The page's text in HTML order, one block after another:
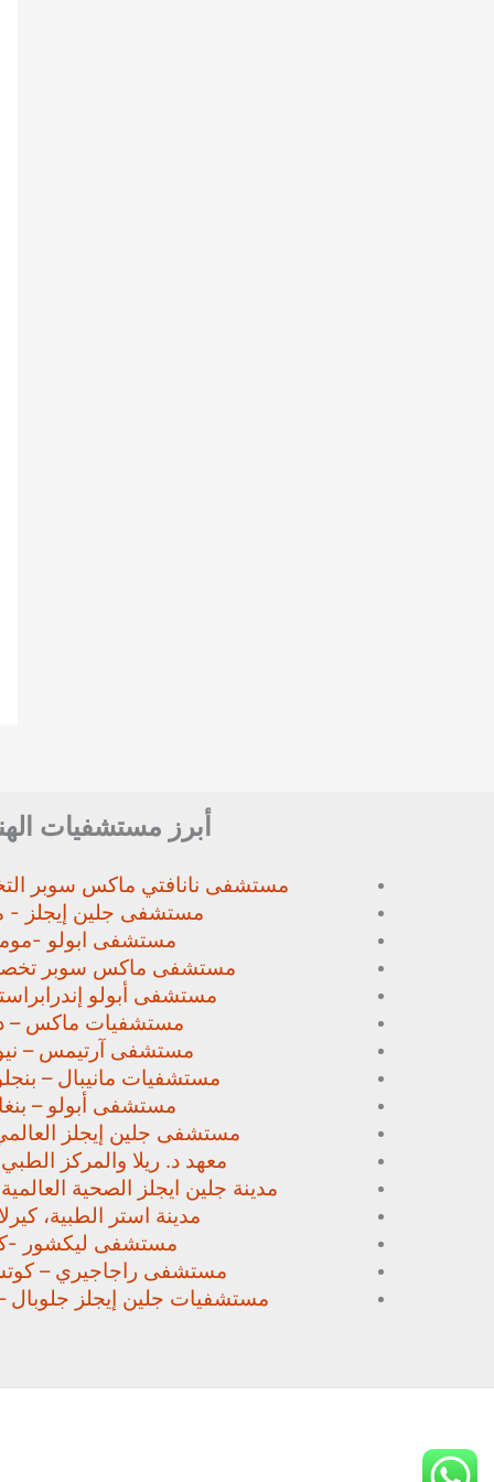
أبرز مستشفيات
مستشفى نانافتي ماكس سوبر
مستشفى جلين إيجلز -
مستشفى ابولو -
مستشفى ماكس سوبر
مستشفى أبولو
مستشفيات ماكس –
مستشفى آرتيمس –
مستشفيات مانيبال –
مستشفى أبولو –
مستشفى جلين إيجلز
معهد د. ريلا والمركز
مدينة جلين ايجلز الصحية
مدينة استر الطبية،
مستشفى ليكشور -
مستشفى راجاجيري –
مستشفيات جلين إيجلز جلوبال